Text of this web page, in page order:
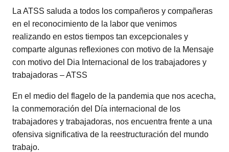
La ATSS saluda a todos los compañeros y compañeras
en el reconocimiento de la labor que venimos
realizando en estos tiempos tan excepcionales y
comparte algunas reflexiones con motivo de la Mensaje
con motivo del Dia Internacional de los trabajadores y
trabajadoras – ATSS
En el medio del flagelo de la pandemia que nos acecha,
la conmemoración del Día internacional de los
trabajadores y trabajadoras, nos encuentra frente a una
ofensiva significativa de la reestructuración del mundo
trabajo.